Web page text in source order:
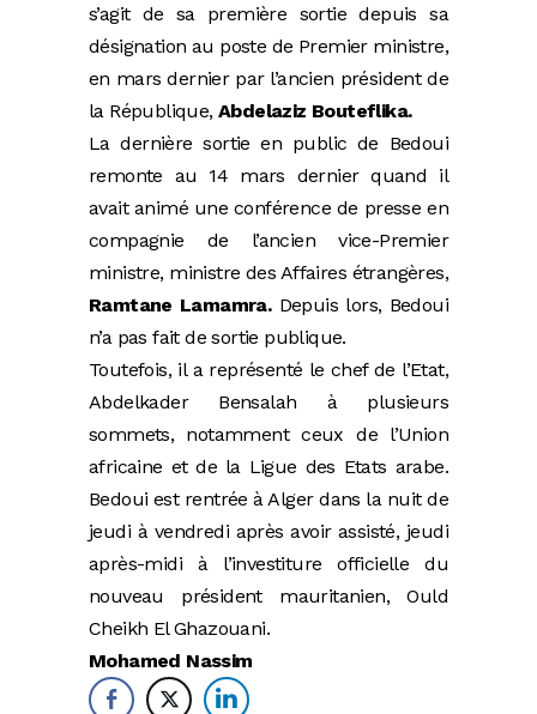
s’agit de sa première sortie depuis sa
désignation au poste de Premier ministre,
en mars dernier par l’ancien président de
la République,Abdelaziz Bouteflika.
La dernière sortie en public de Bedoui
remonte au 14 mars dernier quand il
avait animé une conférence de presse en
compagnie de l’ancien vice-Premier
ministre, ministre des Affaires étrangères,
Ramtane Lamamra.Depuis lors, Bedoui
n’a pas fait de sortie publique.
Toutefois, il a représenté le chef de l’Etat,
Abdelkader Bensalah à plusieurs
sommets, notamment ceux de l’Union
africaine et de la Ligue des Etats arabe.
Bedoui est rentrée à Alger dans la nuit de
jeudi à vendredi après avoir assisté, jeudi
après-midi à l’investiture officielle du
nouveau président mauritanien, Ould
Cheikh El Ghazouani.
Mohamed Nassim